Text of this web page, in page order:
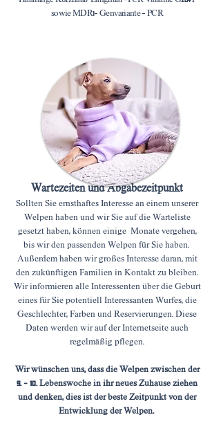
sowie MDR1- Genvariante - PCR
Wartezeiten und Abgabezeitpunkt
Sollten Sie ernsthaftes Interesse an einem unserer
Welpen haben und wir Sie auf die Warteliste
gesetzt haben, können einige Monate vergehen,
bis wir den passenden Welpen für Sie haben.
Außerdem haben wir großes Interesse daran, mit
den zukünftigen Familien in Kontakt zu bleiben.
Wir informieren alle Interessenten über die Geburt
eines für Sie potentiell Interessanten Wurfes, die
Geschlechter, Farben und Reservierungen. Diese
Daten werden wir auf der Internetseite auch
regelmäßig pflegen.
Wir wünschen uns, dass die Welpen zwischen der
9. - 10. Lebenswoche in ihr neues Zuhause ziehen
und denken, dies ist der beste Zeitpunkt von der
Entwicklung der Welpen.